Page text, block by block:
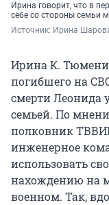
Ирина говорит, что в
себе со стороны семьи
Источник: Ирина
Ирина К. Тюмени
погибшего на
смерти Леонида
семьей. По
полковник
инженерное
использовать
нахождению на
военном. Так,